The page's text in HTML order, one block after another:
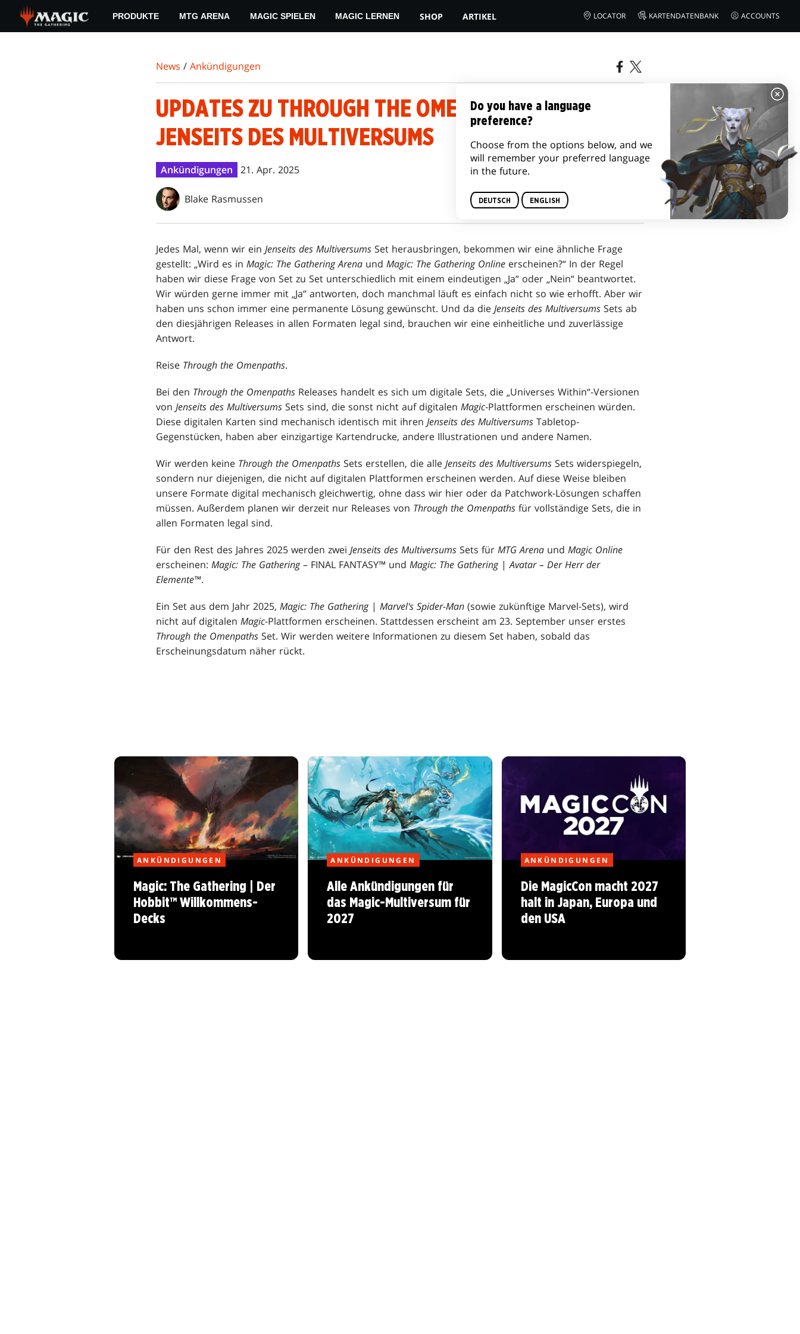
main
PRODUKTE MTG ARENA MAGIC SPIELEN MAGIC LERNEN SHOP ARTIKEL LOCATOR KARTENDATENBANK ACCOUNTS
News / Ankündigungen
UPDATES ZU THROUGH THE OMENPATHS UND
JENSEITS DES MULTIVERSUMS
Ankündigungen 21. Apr. 2025
Blake Rasmussen
Jedes Mal, wenn wir ein Jenseits des Multiversums Set herausbringen, bekommen wir eine ähnliche Frage
gestellt: „Wird es in Magic: The Gathering Arena und Magic: The Gathering Online erscheinen?“ In der Regel
haben wir diese Frage von Set zu Set unterschiedlich mit einem eindeutigen „Ja“ oder „Nein“ beantwortet.
Wir würden gerne immer mit „Ja“ antworten, doch manchmal läuft es einfach nicht so wie erhofft. Aber wir
haben uns schon immer eine permanente Lösung gewünscht. Und da die Jenseits des Multiversums Sets ab
den diesjährigen Releases in allen Formaten legal sind, brauchen wir eine einheitliche und zuverlässige
Antwort.
Reise Through the Omenpaths.
Bei den Through the Omenpaths Releases handelt es sich um digitale Sets, die „Universes Within“-Versionen
von Jenseits des Multiversums Sets sind, die sonst nicht auf digitalen Magic-Plattformen erscheinen würden.
Diese digitalen Karten sind mechanisch identisch mit ihren Jenseits des Multiversums Tabletop-
Gegenstücken, haben aber einzigartige Kartendrucke, andere Illustrationen und andere Namen.
Wir werden keine Through the Omenpaths Sets erstellen, die alle Jenseits des Multiversums Sets widerspiegeln,
sondern nur diejenigen, die nicht auf digitalen Plattformen erscheinen werden. Auf diese Weise bleiben
unsere Formate digital mechanisch gleichwertig, ohne dass wir hier oder da Patchwork-Lösungen schaffen
müssen. Außerdem planen wir derzeit nur Releases von Through the Omenpaths für vollständige Sets, die in
allen Formaten legal sind.
Für den Rest des Jahres 2025 werden zwei Jenseits des Multiversums Sets für MTG Arena und Magic Online
erscheinen: Magic: The Gathering– FINAL FANTASY™ und Magic: The Gathering | Avatar – Der Herr der
Elemente™.
Ein Set aus dem Jahr 2025, Magic: The Gathering| Marvel's Spider-Man (sowie zukünftige Marvel-Sets), wird
nicht auf digitalen Magic-Plattformen erscheinen. Stattdessen erscheint am 23. September unser erstes
Through the Omenpaths Set. Wir werden weitere Informationen zu diesem Set haben, sobald das
Erscheinungsdatum näher rückt.
ANKÜNDIGUNGEN
Magic: The Gathering | Der
Hobbit™ Willkommens-
Decks
ANKÜNDIGUNGEN
Alle Ankündigungen für
das Magic-Multiversum für
2027
ANKÜNDIGUNGEN
Die MagicCon macht 2027
halt in Japan, Europa und
den USA
Do you have a language
preference?
Choose from the options below, and we
will remember your preferred language
in the future.
DEUTSCH ENGLISH